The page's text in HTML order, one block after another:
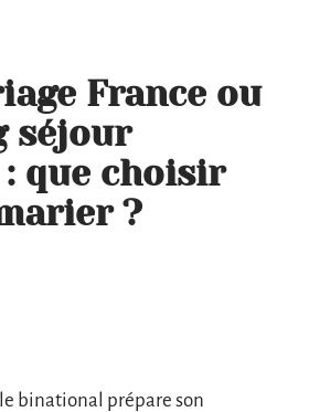
France ou
séjour
que choisir
?
binational prépare son